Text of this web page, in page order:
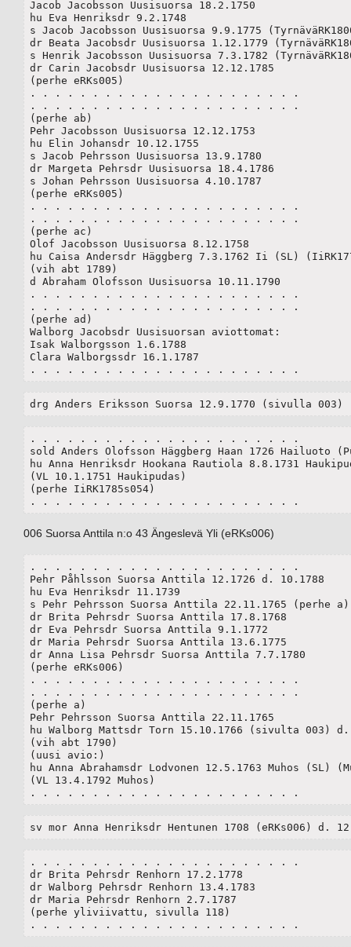
Jacob Jacobsson Uusisuorsa 18.2.1750
hu Eva Henriksdr 9.2.1748
s Jacob Jacobsson Uusisuorsa 9.9.1775
dr Beata Jacobsdr Uusisuorsa 1.12.1779
s Henrik Jacobsson Uusisuorsa 7.3.1782
dr Carin Jacobsdr Uusisuorsa 12.12.1785
(perhe eRKs005)
. . . . . . . . . . . . . . . . . . . . . .
. . . . . . . . . . . . . . . . . . . . . .
(perhe ab)
Pehr Jacobsson Uusisuorsa 12.12.1753
hu Elin Johansdr 10.12.1755
s Jacob Pehrsson Uusisuorsa 13.9.1780
dr Margeta Pehrsdr Uusisuorsa 18.4.1786
s Johan Pehrsson Uusisuorsa 4.10.1787
(perhe eRKs005)
. . . . . . . . . . . . . . . . . . . . . .
. . . . . . . . . . . . . . . . . . . . . .
(perhe ac)
Olof Jacobsson Uusisuorsa 8.12.1758
hu Caisa Andersdr Häggberg 7.3.1762 Ii (SL)
(vih abt 1789)
d Abraham Olofsson Uusisuorsa 10.11.1790
. . . . . . . . . . . . . . . . . . . . . .
. . . . . . . . . . . . . . . . . . . . . .
(perhe ad)
Walborg Jacobsdr Uusisuorsan aviottomat:
Isak Walborgsson 1.6.1788
Clara Walborgssdr 16.1.1787
. . . . . . . . . . . . . . . . . . . . . .
drg Anders Eriksson Suorsa 12.9.1770 (sivulla 003)
. . . . . . . . . . . . . . . . . . . . . .
sold Anders Olofsson Häggberg Haan 1726 Hailuoto
hu Anna Henriksdr Hookana Rautiola 8.8.1731
(VL 10.1.1751 Haukipudas)
(perhe IiRK1785s054)
. . . . . . . . . . . . . . . . . . . . . .
006 Suorsa Anttila n:o 43 Ängeslevä Yli (eRKs006)
. . . . . . . . . . . . . . . . . . . . . .
Pehr Påhlsson Suorsa Anttila 12.1726 d. 10.1788
hu Eva Henriksdr 11.1739
s Pehr Pehrsson Suorsa Anttila 22.11.1765 (perhe a)
dr Brita Pehrsdr Suorsa Anttila 17.8.1768
dr Eva Pehrsdr Suorsa Anttila 9.1.1772
dr Maria Pehrsdr Suorsa Anttila 13.6.1775
dr Anna Lisa Pehrsdr Suorsa Anttila 7.7.1780
(perhe eRKs006)
. . . . . . . . . . . . . . . . . . . . . .
. . . . . . . . . . . . . . . . . . . . . .
(perhe a)
Pehr Pehrsson Suorsa Anttila 22.11.1765
hu Walborg Mattsdr Torn 15.10.1766 (sivulta 003) d.
(vih abt 1790)
(uusi avio:)
hu Anna Abrahamsdr Lodvonen 12.5.1763 Muhos (SL)
(VL 13.4.1792 Muhos)
. . . . . . . . . . . . . . . . . . . . . .
sv mor Anna Henriksdr Hentunen 1708 (eRKs006) d.
. . . . . . . . . . . . . . . . . . . . . .
dr Brita Pehrsdr Renhorn 17.2.1778
dr Walborg Pehrsdr Renhorn 13.4.1783
dr Maria Pehrsdr Renhorn 2.7.1787
(perhe yliviivattu, sivulla 118)
. . . . . . . . . . . . . . . . . . . . . .